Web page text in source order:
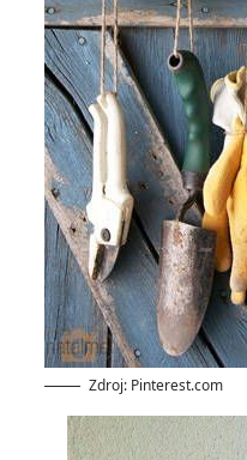
Zdroj: Pinterest.com